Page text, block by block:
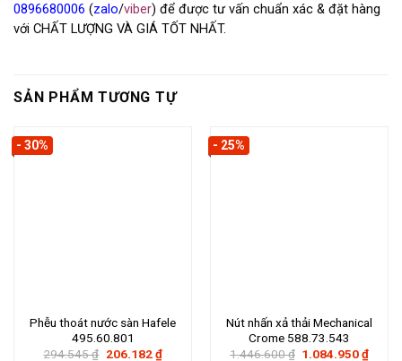
0896680006 (zalo/viber) để được tư vấn chuẩn xác & đặt hàng
với CHẤT LƯỢNG VÀ GIÁ TỐT NHẤT.
SẢN PHẨM TƯƠNG TỰ
- 30%
Phễu thoát nước sàn Hafele
495.60.801
294.545₫ Giá
206.182₫Giá
- 25%
Nút nhấn xả thải Mechanical
Crome 588.73.543
1.446.600₫ Giá
1.084.950₫Giá